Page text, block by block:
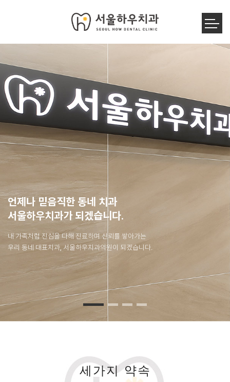
언제나 믿음직한 동네 치과
서울하우치과가 되겠습니다.
내 가족처럼 진심을 다해 진료하며 신뢰를 쌓아가는
우리 동네 대표치과, 서울하우치과의원이 되겠습니다.
세가지 약속